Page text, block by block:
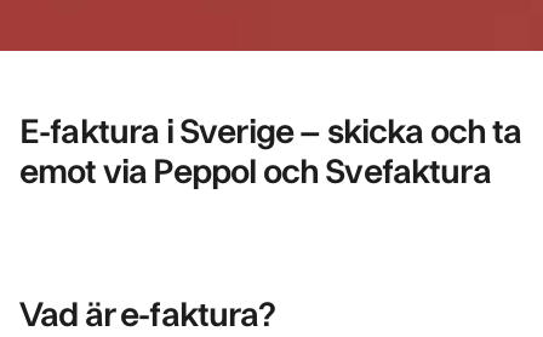
E-faktura i Sverige – skicka och ta
emot via Peppol och Svefaktura
Vad är e-faktura?